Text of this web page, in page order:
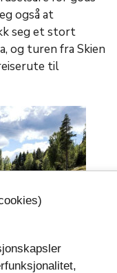
også at
seg et stort
og turen fra Skien
til